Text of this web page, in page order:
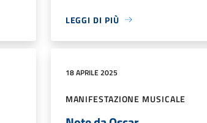
LEGGI DI PIÙ
18 APRILE 2025
MANIFESTAZIONE MUSICALE